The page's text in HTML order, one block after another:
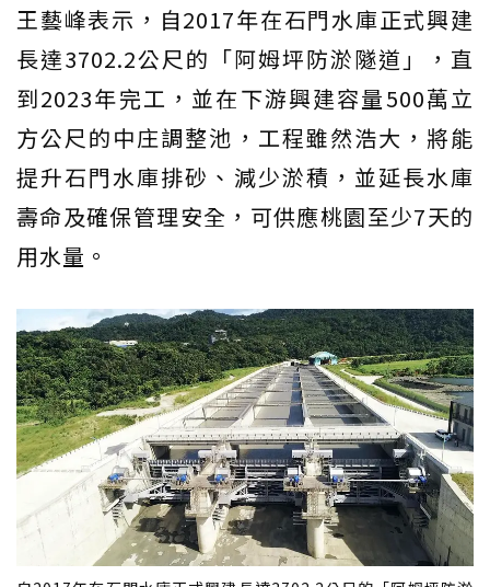
王藝峰表示，自2017年在石門水庫正式興建
長達3702.2公尺的「阿姆坪防淤隧道」，直
到2023年完工，並在下游興建容量500萬立
方公尺的中庄調整池，工程雖然浩大，將能
提升石門水庫排砂、減少淤積，並延長水庫
壽命及確保管理安全，可供應桃園至少7天的
用水量。